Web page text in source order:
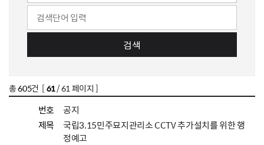
검색
총605건 [61/ 61 페이지 ]
번호
공지
제목
국립3.15민주묘지관리소 CCTV 추가설치를 위한 행
정예고